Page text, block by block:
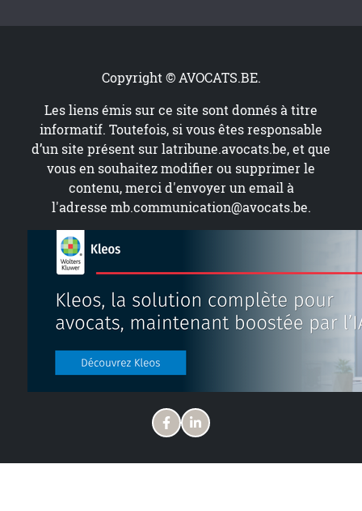
Copyright © AVOCATS.BE.
Les liens émis sur ce site sont donnés à titre
informatif. Toutefois, si vous êtes responsable
d’un site présent surlatribune.avocats.be, et que
vous en souhaitez modifier ou supprimer le
contenu, merci d'envoyer un email à
l'adresse mb.communication@avocats.be.